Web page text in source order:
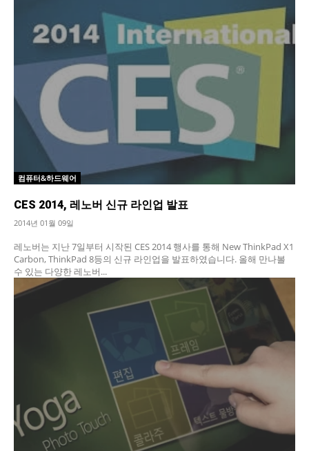
컴퓨터&하드웨어
CES 2014, 레노버 신규 라인업 발표
2014년 01월 09일
레노버는 지난 7일부터 시작된 CES 2014 행사를 통해 New ThinkPad X1
Carbon, ThinkPad 8등의 신규 라인업을 발표하였습니다. 올해 만나볼
수 있는 다양한 레노버...